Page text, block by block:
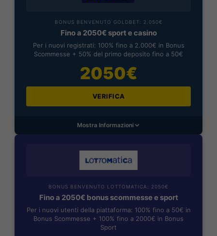
BONUS BENVENUTO GOLDBET: 2.050€
Fino a 2050€ sport e casino
Per i nuovi registrati: 100% fino a 2.000€ in Bonus
Scommesse + 50% del primo deposito fino a 50€
2050€
VERIFICA
Mostra Informazioni
BONUS BENVENUTO LOTTOMATICA: 2050€
Fino a 2050€ bonus scommesse e sport
Per i nuovi utenti della piattaforma: 100% fino a 50€ in
Bonus Scommesse + 100% fino a 2000€ in Bonus
Sport